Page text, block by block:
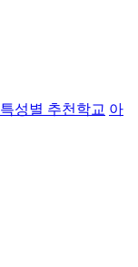
특성별 추천학교 아